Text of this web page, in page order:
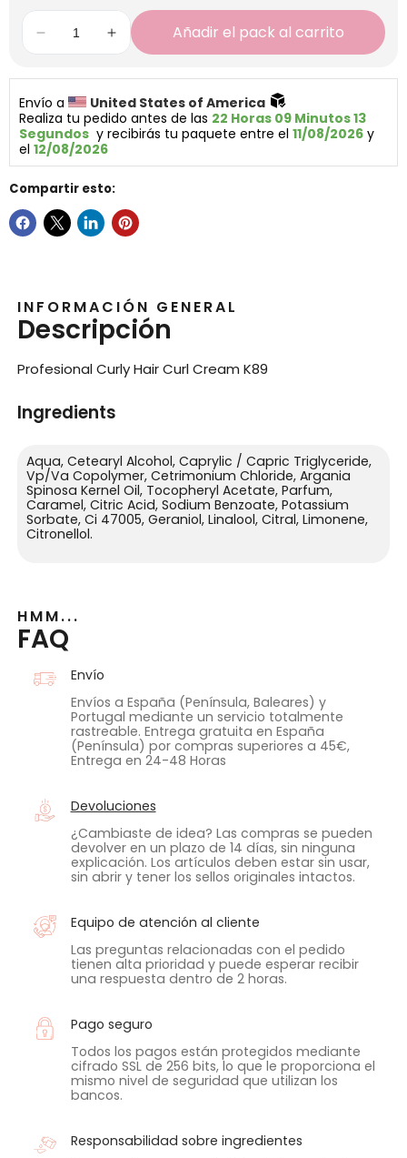
Añadir el pack al carrito
Envío a
United States of America
Realiza tu pedido antes de las 22 Horas 09 Minutos 12
Segundos
  y recibirás tu paquete entre el
11/08/2026 y
el 12/08/2026
Compartir esto:
INFORMACIÓN GENERAL
Descripción
Profesional Curly Hair Curl Cream K89
Ingredients
Aqua, Cetearyl Alcohol, Caprylic / Capric Triglyceride,
Vp/Va Copolymer, Cetrimonium Chloride, Argania
Spinosa Kernel Oil, Tocopheryl Acetate, Parfum,
Caramel, Citric Acid, Sodium Benzoate, Potassium
Sorbate, Ci 47005, Geraniol, Linalool, Citral, Limonene,
Citronellol.
HMM...
FAQ
Envío
Envíos a España (Península, Baleares) y
Portugal mediante un servicio totalmente
rastreable. Entrega gratuita en España
(Península) por compras superiores a 45€,
Entrega en 24-48 Horas
Devoluciones
¿Cambiaste de idea? Las compras se pueden
devolver en un plazo de 14 días, sin ninguna
explicación. Los artículos deben estar sin usar,
sin abrir y tener los sellos originales intactos.
Equipo de atención al cliente
Las preguntas relacionadas con el pedido
tienen alta prioridad y puede esperar recibir
una respuesta dentro de 2 horas.
Pago seguro
Todos los pagos están protegidos mediante
cifrado SSL de 256 bits, lo que le proporciona el
mismo nivel de seguridad que utilizan los
bancos.
Responsabilidad sobre ingredientes